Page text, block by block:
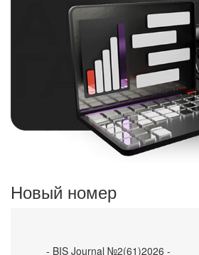
Новый номер
- BIS Journal №2(61)2026 -